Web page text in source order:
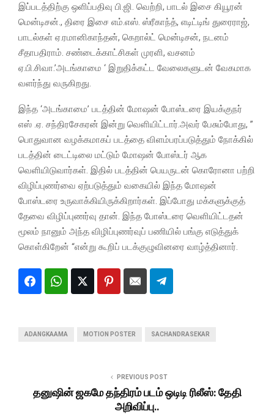
இப்படத்திற்கு ஒளிப்பதிவு பி.ஜி. வெற்றி, பாடல் இசை கியூரன்
மென்டிசன்., திரை இசை எம்.எஸ். ஸ்ரீகாந்த், எடிட்டிங் துரைராஜ்,
பாடல்கள் ஏ.ரமானிகாந்தன், கெறால்ட் மென்டிசன், நடனம்
சீதாபதிராம். சண்டைக்காட்சிகள் முரளி, வசனம்
ஏ.பி.சிவா.’அடங்காமை ‘ இறுதிக்கட்ட வேலைகளுடன் வேகமாக
வளர்ந்து வருகிறது.
இந்த ‘அடங்காமை’ படத்தின் மோஷன் போஸ்டரை இயக்குநர்
எஸ் .ஏ. சந்திரசேகரன் இன்று வெளியிட்டார்.அவர் பேசும்போது, ”
பொதுவான வழக்கமாகப் படத்தை விளம்பரப்படுத்தும் நோக்கில்
படத்தின் டைட்டிலை மட்டும் மோஷன் போஸ்டர் ஆக
வெளியிடுவார்கள். இதில் படத்தின் பெயருடன் கொரோனா பற்றி
விழிப்புணர்வை ஏற்படுத்தும் வகையில் இந்த மோஷன்
போஸ்டரை உருவாக்கியிருக்கிறார்கள். இப்போது மக்களுக்குத்
தேவை விழிப்புணர்வு தான். இந்த போஸ்டரை வெளியிட்டதன்
மூலம் நானும் அந்த விழிப்புணர்வுப் பணியில் பங்கு எடுத்துக்
கொள்கிறேன் “என்று கூறிப் படக்குழுவினரை வாழ்த்தினார்.
ADANGKAAMA MOTION POSTER SACHANDRASEKAR
PREVIOUS POST
தனுஷின் ஜகமே தந்திரம் படம் ஒடிடி ரிலீஸ்: தேதி
அறிவிப்பு..